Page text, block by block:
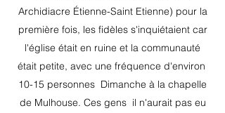
Archidiacre Étienne-Saint Etienne) pour la
première fois, les fidèles s'inquiétaient car
l'église était en ruine et la communauté
était petite, avec une fréquence d'environ
10-15 personnes Dimanche à la chapelle
de Mulhouse. Ces gens il n'aurait pas eu